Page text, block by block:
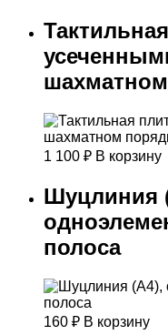
1 100 ₽ В корзину
Шуцлиния
полоса
160 ₽ В корзину